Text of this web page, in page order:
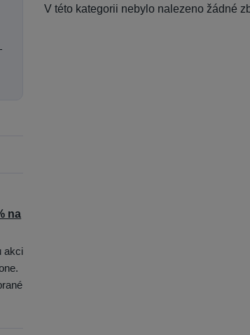
V této kategorii nebylo nalezeno žádné
na
akci